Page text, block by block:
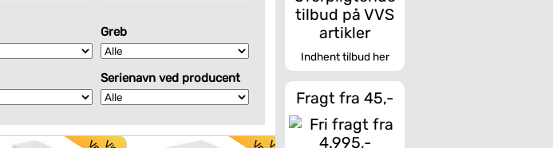
Greb
Serienavn ved producent
Indhent tilbud her
Fragt fra 45,-